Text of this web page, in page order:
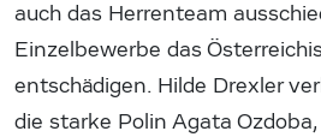
auch das Herrenteam
Einzelbewerbe das
entschädigen. Hilde Drexler
die starke Polin Agata